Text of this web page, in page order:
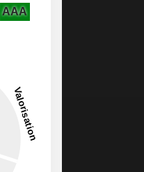
AAA